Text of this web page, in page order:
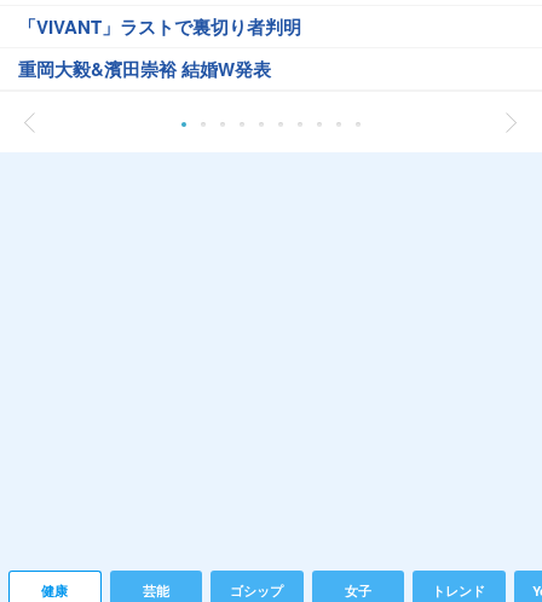
「VIVANT」ラストで裏切り者判明
重岡大毅&濱田崇裕 結婚W発表
健康 芸能 ゴシップ 女子 トレンド